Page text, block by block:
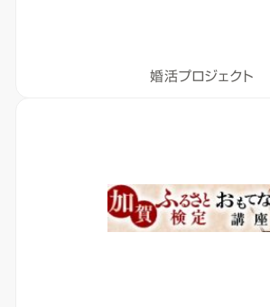
婚活プロジェクト